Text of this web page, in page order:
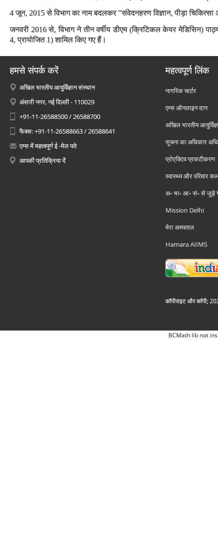
4 जून, 2015 से विभाग का नाम बदलकर "संवेदनहरण विज्ञान, पीड़ा चिकित्सा
जनवरी 2016 से, विभाग ने तीन वर्षीय डीएम (क्रिटिकल केयर मेडिसिन)
4, प्रायोजित 1) शामिल किए गए हैं।
हमसे संपर्क करें
अखिल भारतीय आयुर्विज्ञान संस्थान
अंसारी नगर, नई दिल्ली - 110029
+91-11-26588500 / 26588700
फैक्स: +91-11-26588663 / 26588641
एम्स में महत्वपूर्ण ई -मेल पते
आपकी प्रतिक्रिया दें
महत्वपूर्ण लिंक
नागरिक चार्टर
एम्स ऑनलाइन दान
अखिल भारतीय
सूचना का अधिकार
प्रोएक्टिव प्रकटीकरण
स्वास्थ्य और परिवार
अ॰ भा॰ आ॰ सं॰ से जुड़े
Mission Delhi
मेरा अस्पताल
Hamara AIIMS
कॉपीराइट और कॉपी;
BCMath lib not